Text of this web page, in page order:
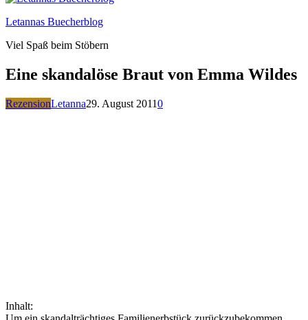
Letannas Buecherblog
Viel Spaß beim Stöbern
Eine skandalöse Braut von Emma Wildes
RezensionLetanna29. August 20110
Inhalt: